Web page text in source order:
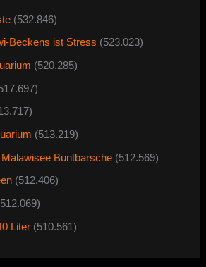
(532.846)
Beckens ist Stress (523.023)
(520.285)
(513.219)
Buntbarsche (512.569)
(512.406)
Liter (510.561)